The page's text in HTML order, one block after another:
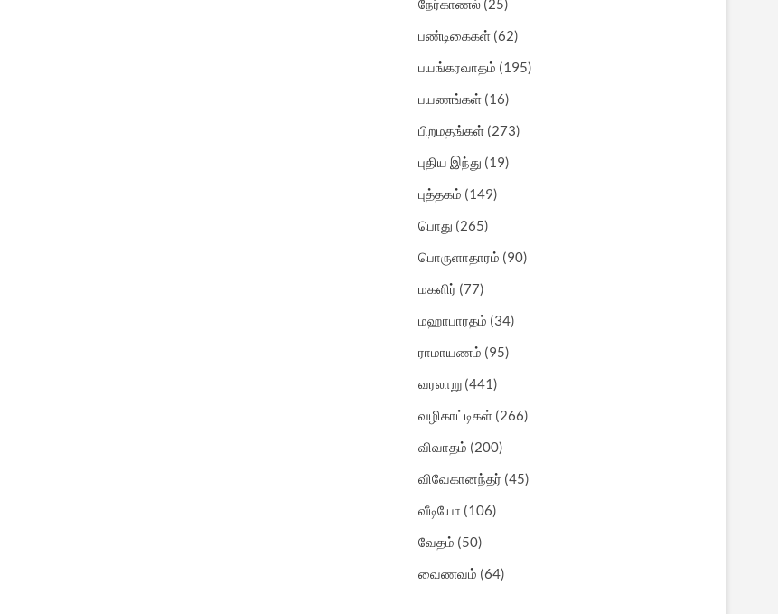
நேர்காணல் (25)
பண்டிகைகள் (62)
பயங்கரவாதம் (195)
பயணங்கள் (16)
பிறமதங்கள் (273)
புதிய இந்து (19)
புத்தகம் (149)
பொது (265)
பொருளாதாரம் (90)
மகளிர் (77)
மஹாபாரதம் (34)
ராமாயணம் (95)
வரலாறு (441)
வழிகாட்டிகள் (266)
விவாதம் (200)
விவேகானந்தர் (45)
வீடியோ (106)
வேதம் (50)
வைணவம் (64)